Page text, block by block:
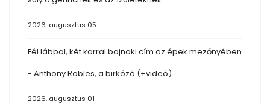
2026. augusztus 05
Fél lábbal, két karral bajnoki cím az épek mezőnyében
- Anthony Robles, a birkózó (+videó)
2026. augusztus 01